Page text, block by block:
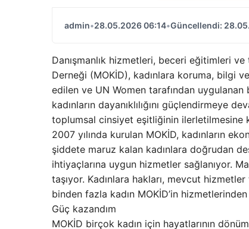
admin•28.05.2026 06:14•Güncellendi:
Danışmanlık hizmetleri, beceri eğitimleri
Derneği (MOKİD), kadınlara koruma, bilgi
edilen ve UN Women tarafından
kadınların dayanıklılığını güçlendirmeye
toplumsal cinsiyet eşitliğinin ilerletilmesine
2007 yılında kurulan MOKİD, kadınların
şiddete maruz kalan kadınlara doğrudan
ihtiyaçlarına uygun hizmetler sağlanıyor.
taşıyor. Kadınlara hakları, mevcut
binden fazla kadın MOKİD’in
Güç kazandım
MOKİD birçok kadın için hayatlarının